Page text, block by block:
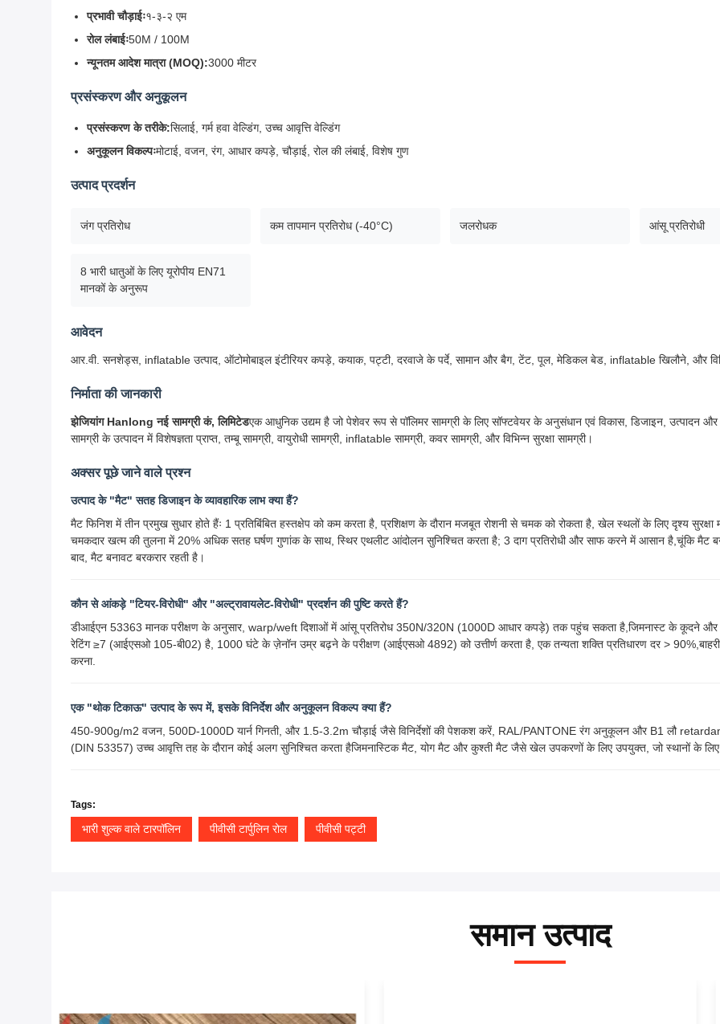
प्रभावी चौड़ाईः१-३-२ एम
रोल लंबाईः50M / 100M
न्यूनतम आदेश मात्रा (MOQ):3000 मीटर
प्रसंस्करण और अनुकूलन
प्रसंस्करण के तरीके:सिलाई, गर्म हवा वेल्डिंग, उच्च आवृत्ति वेल्डिंग
अनुकूलन विकल्पःमोटाई, वजन, रंग, आधार कपड़े, चौड़ाई, रोल की लंबाई, विशेष गुण
उत्पाद प्रदर्शन
जंग प्रतिरोध कम तापमान प्रतिरोध (-40°C) जलरोधक आंसू प्रतिरोधी
8 भारी धातुओं के लिए यूरोपीय EN71
मानकों के अनुरूप
आवेदन
आर.वी. सनशेड्स, inflatable उत्पाद, ऑटोमोबाइल इंटीरियर कपड़े, कयाक, पट्टी, दरवाजे के पर्दे, सामान और बैग, टेंट, पूल, मेडिकल बेड, inflatable खिलौने, और
निर्माता की जानकारी
झेजियांग Hanlong नई सामग्री कं, लिमिटेडएक आधुनिक उद्यम है जो पेशेवर रूप से पॉलिमर सामग्री के लिए सॉफ्टवेयर के अनुसंधान एवं विकास, डिजाइन, उत्पादन
सामग्री के उत्पादन में विशेषज्ञता प्राप्त, तम्बू सामग्री, वायुरोधी सामग्री, inflatable सामग्री, कवर सामग्री, और विभिन्न सुरक्षा सामग्री।
अक्सर पूछे जाने वाले प्रश्न
उत्पाद के "मैट" सतह डिजाइन के व्यावहारिक लाभ क्या हैं?
मैट फिनिश में तीन प्रमुख सुधार होते हैंः 1 प्रतिबिंबित हस्तक्षेप को कम करता है, प्रशिक्षण के दौरान मजबूत रोशनी से चमक को रोकता है, खेल स्थलों के लिए दृश्य
चमकदार खत्म की तुलना में 20% अधिक सतह घर्षण गुणांक के साथ, स्थिर एथलीट आंदोलन सुनिश्चित करता है; 3 दाग प्रतिरोधी और साफ करने में आसान है,चूंकि मैट
बाद, मैट बनावट बरकरार रहती है।
कौन से आंकड़े "टियर-विरोधी" और "अल्ट्रावायलेट-विरोधी" प्रदर्शन की पुष्टि करते हैं?
डीआईएन 53363 मानक परीक्षण के अनुसार, warp/weft दिशाओं में आंसू प्रतिरोध 350N/320N (1000D आधार कपड़े) तक पहुंच सकता है,जिमनास्ट के कूदने और
रेटिंग ≥7 (आईएसओ 105-बी02) है, 1000 घंटे के ज़ेनॉन उम्र बढ़ने के परीक्षण (आईएसओ 4892) को उत्तीर्ण करता है, एक तन्यता शक्ति प्रतिधारण दर > 90%,बाहरी
करना.
एक "थोक टिकाऊ" उत्पाद के रूप में, इसके विनिर्देश और अनुकूलन विकल्प क्या हैं?
450-900g/m2 वजन, 500D-1000D यार्न गिनती, और 1.5-3.2m चौड़ाई जैसे विनिर्देशों की पेशकश करें, RAL/PANTONE रंग अनुकूलन और B1 लौ
(DIN 53357) उच्च आवृत्ति तह के दौरान कोई अलग सुनिश्चित करता हैजिमनास्टिक मैट, योग मैट और कुश्ती मैट जैसे खेल उपकरणों के लिए उपयुक्त, जो स्थानों के
Tags:
भारी शुल्क वाले टारपॉलिन पीवीसी टार्पुलिन रोल पीवीसी पट्टी
समान उत्पाद